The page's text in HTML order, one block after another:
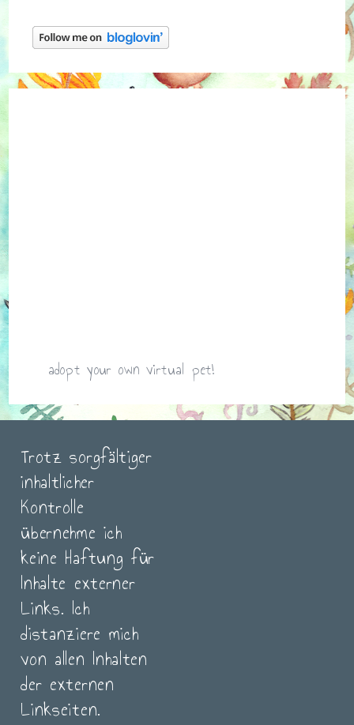
adopt your own virtual pet!
Trotz sorgfältiger
inhaltlicher
Kontrolle
übernehme ich
keine Haftung für
Inhalte externer
Links. Ich
distanziere mich
von allen Inhalten
der externen
Linkseiten.